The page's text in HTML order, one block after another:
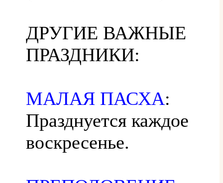
ДРУГИЕ ВАЖНЫЕ
ПРАЗДНИКИ:
МАЛАЯ ПАСХА:
Празднуется каждое
воскресенье.